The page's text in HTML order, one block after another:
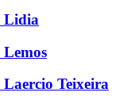
Lidia
Teixeira